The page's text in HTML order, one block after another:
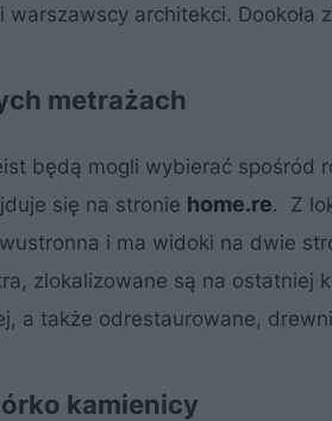
architekci. Dookoła
metrażach
będą mogli wybierać spośród
się na stronie home.re. Z
i ma widoki na dwie
zlokalizowane są na ostatniej
a także odrestaurowane,
kamienicy